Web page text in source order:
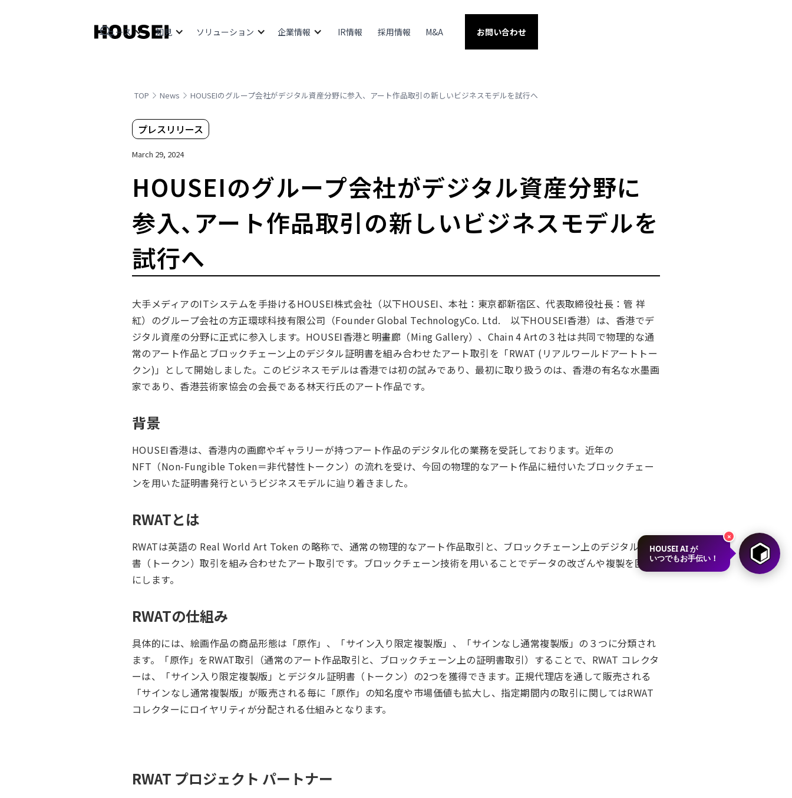
ニュース 知見 ソリューション 企業情報 IR情報 採用情報 M&A お問い合わせ
TOP News HOUSEIのグループ会社がデジタル資産分野に参入、アート作品取引の新しいビジネスモデルを試行へ
プレスリリース
March 29, 2024
HOUSEIのグループ会社がデジタル資産分野に
参入、アート作品取引の新しいビジネスモデルを
試行へ
大手メディアのITシステムを手掛けるHOUSEI株式会社（以下HOUSEI、本社：東京都新宿区、代表取締役社長：管 祥
紅）のグループ会社の方正環球科技有限公司（Founder Global TechnologyCo. Ltd. 以下HOUSEI香港）は、香港でデ
ジタル資産の分野に正式に参入します。HOUSEI香港と明畫廊（Ming Gallery）、Chain 4 Artの３社は共同で物理的な通
常のアート作品とブロックチェーン上のデジタル証明書を組み合わせたアート取引を「RWAT (リアルワールドアートトー
クン)」として開始しました。このビジネスモデルは香港では初の試みであり、最初に取り扱うのは、香港の有名な水墨画
家であり、香港芸術家協会の会長である林天行氏のアート作品です。
背景
HOUSEI香港は、香港内の画廊やギャラリーが持つアート作品のデジタル化の業務を受託しております。近年の
NFT（Non-Fungible Token＝非代替性トークン）の流れを受け、今回の物理的なアート作品に紐付いたブロックチェー
ンを用いた証明書発行というビジネスモデルに辿り着きました。
RWATとは
RWATは英語の Real World Art Token の略称で、通常の物理的なアート作品取引と、ブロックチェーン上のデジタル証明
書（トークン）取引を組み合わせたアート取引です。ブロックチェーン技術を用いることでデータの改ざんや複製を困難
にします。
RWATの仕組み
具体的には、絵画作品の商品形態は「原作」、「サイン入り限定複製版」、「サインなし通常複製版」の３つに分類され
ます。「原作」をRWAT取引（通常のアート作品取引と、ブロックチェーン上の証明書取引）することで、RWAT コレクタ
ーは、「サイン入り限定複製版」とデジタル証明書（トークン）の2つを獲得できます。正規代理店を通して販売される
「サインなし通常複製版」が販売される毎に「原作」の知名度や市場価値も拡大し、指定期間内の取引に関してはRWAT
コレクターにロイヤリティが分配される仕組みとなります。
RWAT プロジェクト パートナー
HOUSEI AI が
いつでもお手伝い！
×